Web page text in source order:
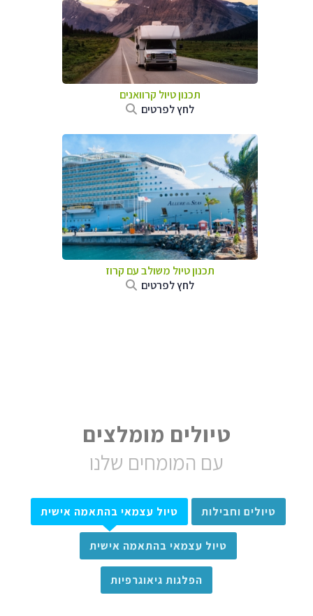
תכנון טיול קרוואנים
לחץ לפרטים
תכנון טיול משולב עם קרוז
לחץ לפרטים
טיולים מומלצים
עם המומחים שלנו
טיולים וחבילות טיול עצמאי בהתאמה אישית
טיול עצמאי בהתאמה אישית
הפלגות גיאוגרפיות